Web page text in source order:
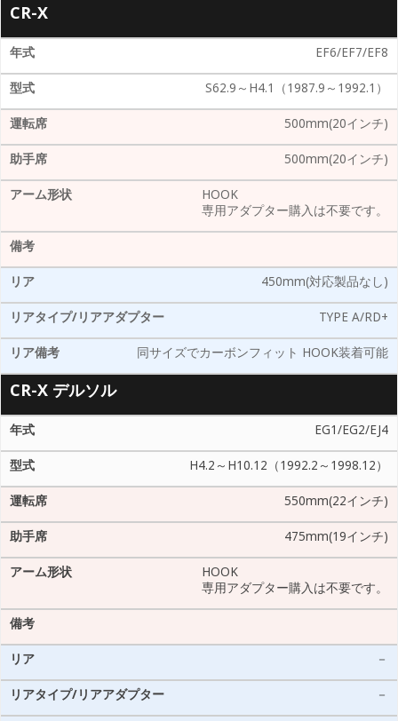
CR-X
EF6/EF7/EF8
S62.9～H4.1（1987.9～1992.1）
500mm(20インチ)
500mm(20インチ)
HOOK
専用アダプター購入は不要です。
450mm(対応製品なし)
TYPE A/RD+
同サイズでカーボンフィット HOOK装着可能
CR-X デルソル
EG1/EG2/EJ4
H4.2～H10.12（1992.2～1998.12）
550mm(22インチ)
475mm(19インチ)
HOOK
専用アダプター購入は不要です。
－
－